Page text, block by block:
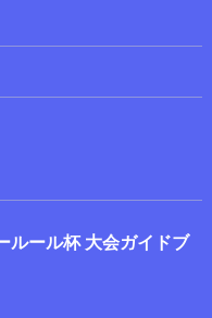
ルール杯 大会ガイドブ